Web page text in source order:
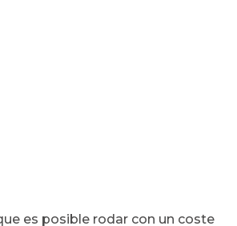
es posible rodar con un coste